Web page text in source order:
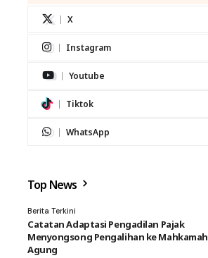
X
Instagram
Youtube
Tiktok
WhatsApp
Top News
Berita Terkini
Catatan Adaptasi Pengadilan Pajak
Menyongsong Pengalihan ke Mahkamah
Agung